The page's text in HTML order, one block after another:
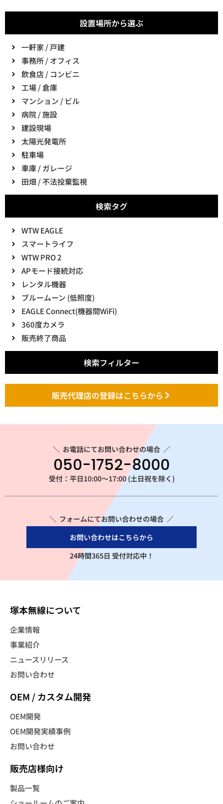
設置場所から選ぶ
一軒家 / 戸建
事務所 / オフィス
飲食店 / コンビニ
工場 / 倉庫
マンション / ビル
病院 / 施設
建設現場
太陽光発電所
駐車場
車庫 / ガレージ
田畑 / 不法投棄監視
検索タグ
WTW EAGLE
スマートライフ
WTW PRO 2
APモード接続対応
レンタル機器
ブルームーン (低照度)
EAGLE Connect(機器間WiFi)
360度カメラ
販売終了商品
検索フィルター
販売代理店の登録はこちらから
＼ お電話にてお問い合わせの場合 ／
050-1752-8000
受付：平日10:00～17:00 (土日祝を除く)
＼ フォームにてお問い合わせの場合 ／
お問い合わせはこちらから
24時間365日 受付対応中！
塚本無線について
企業情報
事業紹介
ニュースリリース
お問い合わせ
OEM / カスタム開発
OEM開発
OEM開発実績事例
お問い合わせ
販売店様向け
製品一覧